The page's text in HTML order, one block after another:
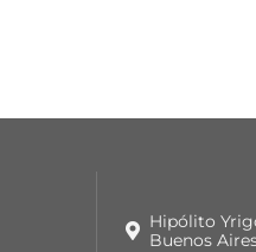
Hipólito
Buenos